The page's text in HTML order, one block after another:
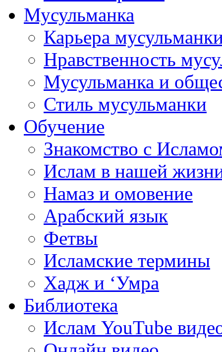
Мусульманка
Карьера
Нравственность
Мусульманка и
Стиль мусульманки
Обучение
Знакомство с
Ислам в нашей
Намаз и омовение
Арабский язык
Фетвы
Исламские термины
Хадж и ‘Умра
Библиотека
Ислам YouTube